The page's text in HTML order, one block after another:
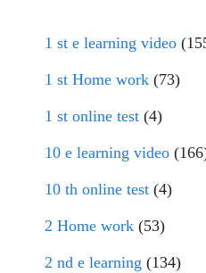
1 st e learning video
1 st Home work (73)
1 st online test (4)
10 e learning video
10 th online test (4)
2 Home work (53)
2 nd e learning (134)